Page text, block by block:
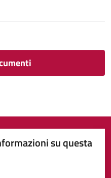
su questa